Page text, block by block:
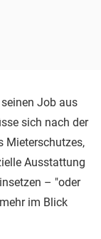
Job aus
sich nach der
Mieterschutzes,
Ausstattung
– "oder
im Blick